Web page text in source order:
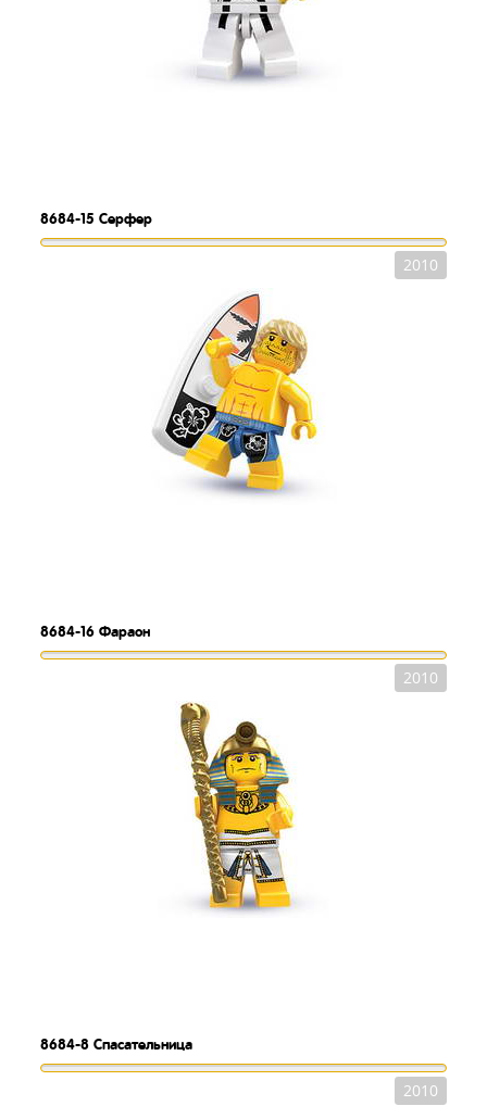
8684-15 Серфер
2010
8684-16 Фараон
2010
8684-8 Спасательница
2010